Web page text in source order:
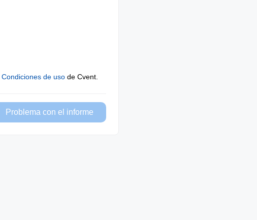
Condiciones de usode Cvent.
Problema con el informe